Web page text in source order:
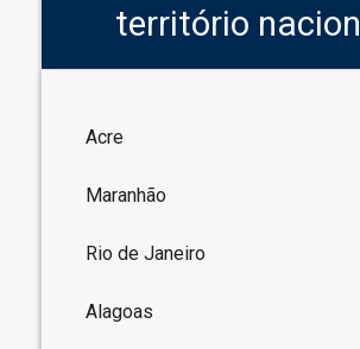
território
Acre
Maranhão
Rio de Janeiro
Alagoas